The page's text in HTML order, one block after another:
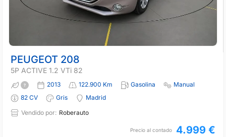
PEUGEOT 208
5P ACTIVE 1.2 VTi 82
2013 122.900 Km Gasolina
Manual
82 CV
Gris
Madrid
Vendido por: Roberauto
Precio al contado 4.999 €